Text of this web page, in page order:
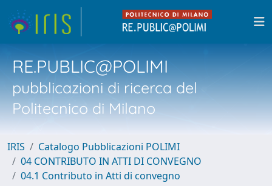
RE.PUBLIC@POLIMI
pubblicazioni di ricerca del
Politecnico di Milano
IRIS
Catalogo Pubblicazioni POLIMI
04 CONTRIBUTO IN ATTI DI CONVEGNO
04.1 Contributo in Atti di convegno